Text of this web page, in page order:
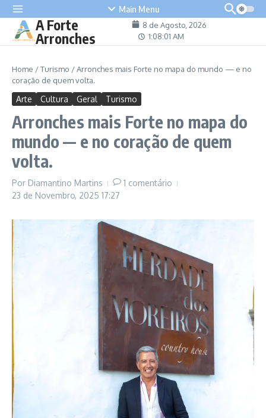
content Main Menu
A Forte
Arronches
8 de Agosto, 2026
1:08:02 AM
Home /Turismo /Arronches mais Forte no mapa do mundo — e no
coração de quem volta.
Arte Cultura Geral Turismo
Arronches mais Forte no mapa do
mundo — e no coração de quem
volta.
Por Diamantino Martins
1 comentário
23 de Novembro, 2025 17:27